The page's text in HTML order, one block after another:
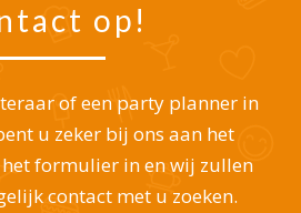
op!
of een party planner in
u zeker bij ons aan het
het formulier in en wij zullen
contact met u zoeken.